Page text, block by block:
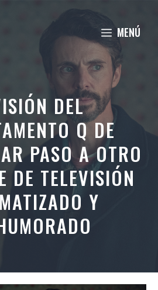
MENÚ
DEL
Q DE
PASO A OTRO
DE TELEVISIÓN
Y